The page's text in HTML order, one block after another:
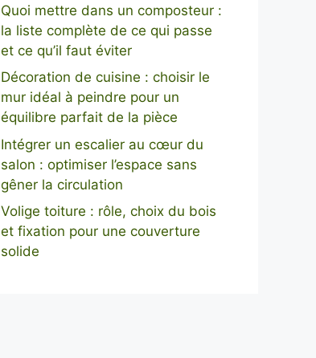
Quoi mettre dans un composteur :
la liste complète de ce qui passe
et ce qu’il faut éviter
Décoration de cuisine : choisir le
mur idéal à peindre pour un
équilibre parfait de la pièce
Intégrer un escalier au cœur du
salon : optimiser l’espace sans
gêner la circulation
Volige toiture : rôle, choix du bois
et fixation pour une couverture
solide